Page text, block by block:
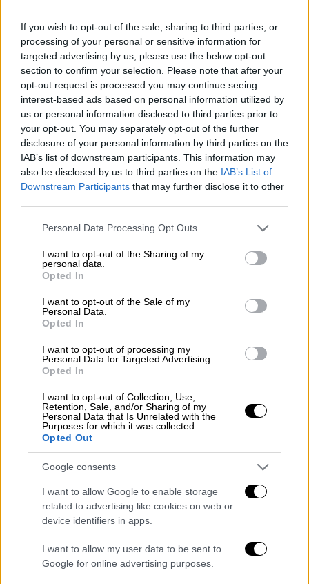
If you wish to opt-out of the sale, sharing to third parties, or
processing of your personal or sensitive information for
targeted advertising by us, please use the below opt-out
section to confirm your selection. Please note that after your
opt-out request is processed you may continue seeing
interest-based ads based on personal information utilized by
us or personal information disclosed to third parties prior to
your opt-out. You may separately opt-out of the further
disclosure of your personal information by third parties on the
IAB’s list of downstream participants. This information may
also be disclosed by us to third parties on the IAB’s List of
Downstream Participants that may further disclose it to other
Please note that this website/app uses one or more Google
not limited to your visit or usage behaviour. You may click to
grant or deny consent to Google and its third-party tags to
use your data for below specified purposes in below Google
consent section.
Personal Data Processing Opt Outs
I want to opt-out of the Sharing of my
personal data.
Opted In
I want to opt-out of the Sale of my
Personal Data.
Opted In
I want to opt-out of processing my
Personal Data for Targeted Advertising.
Opted In
I want to opt-out of Collection, Use,
Retention, Sale, and/or Sharing of my
Personal Data that Is Unrelated with the
Purposes for which it was collected.
Opted Out
Google consents
I want to allow Google to enable storage
related to advertising like cookies on web or
device identifiers in apps.
I want to allow my user data to be sent to
Google for online advertising purposes.
ποιος θα έχει την ευθύνη να χτυπήσει το
καμπανάκι αν υπάρξει κίνδυνος ωστε
μέσα από το εθνικό μητρώο υποδομών
να ξέρουμε μετά ποιος πρέπει να
δράσει. Δεν φτάνει να έχουμε
αισθητήρες. Πρέπει να έχουμε ένα
ξεκάθαρο θεσμοθετημένο επιχειρησιακό
μοντέλο λειτουργίας με συγκεκριμένους
ρόλους για το υπουργείο Υποδομών, την
πολιτική προστασία, την Αυτοδιοίκηση
η πληροφορία να μετατρεεται αμέσως
σε απόφαση που προστατευει και σώζει
ζωές γιατί η ασφάλεια των πολιτών
είναι αδιαπραγμάτευτη».
Γέφυρα
Οι έξυπνες γέφυρες
Οι προτάσεις αυτές συνδέονται άμεσα με το